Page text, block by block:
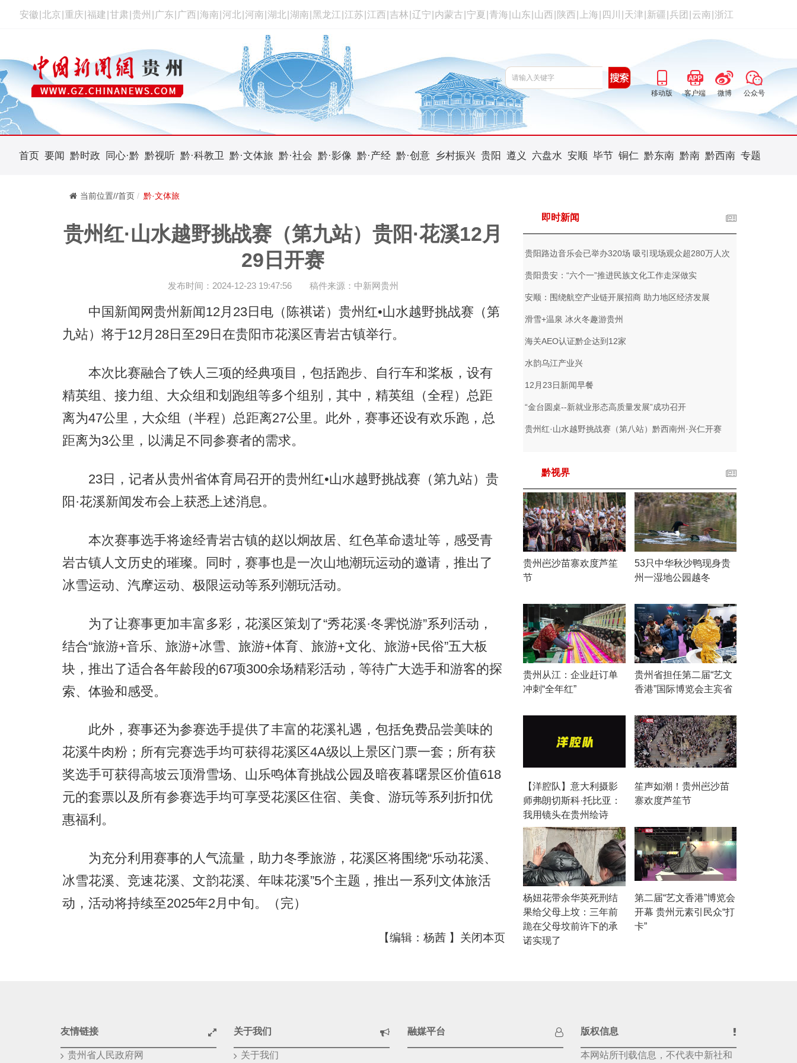
安徽 北京 重庆 福建 甘肃 贵州 广东 广西 海南 河北 河南 湖北 湖南 黑龙江 江苏 江西 吉林 辽宁 内蒙古 宁夏 青海 山东 山西 陕西 上海 四川 天津 新疆 兵团 云南 浙江
移动版 客户端 微博 公众号
首页 要闻 黔时政 同心·黔 黔视听 黔·科教卫 黔·文体旅 黔·社会 黔·影像 黔·产经 黔·创意 乡村振兴 贵阳 遵义 六盘水 安顺 毕节 铜仁 黔东南 黔南 黔西南 专题
当前位置//首页 黔·文体旅
贵州红·山水越野挑战赛（第九站）贵阳·花溪12月
29日开赛
发布时间：2024-12-23 19:47:56 稿件来源：中新网贵州
中国新闻网贵州新闻12月23日电（陈祺诺）贵州红•山水越野挑战赛（第
九站）将于12月28日至29日在贵阳市花溪区青岩古镇举行。
本次比赛融合了铁人三项的经典项目，包括跑步、自行车和桨板，设有
精英组、接力组、大众组和划跑组等多个组别，其中，精英组（全程）总距
离为47公里，大众组（半程）总距离27公里。此外，赛事还设有欢乐跑，总
距离为3公里，以满足不同参赛者的需求。
23日，记者从贵州省体育局召开的贵州红•山水越野挑战赛（第九站）贵
阳·花溪新闻发布会上获悉上述消息。
本次赛事选手将途经青岩古镇的赵以炯故居、红色革命遗址等，感受青
岩古镇人文历史的璀璨。同时，赛事也是一次山地潮玩运动的邀请，推出了
冰雪运动、汽摩运动、极限运动等系列潮玩活动。
为了让赛事更加丰富多彩，花溪区策划了“秀花溪·冬霁悦游”系列活动，
结合“旅游+音乐、旅游+冰雪、旅游+体育、旅游+文化、旅游+民俗”五大板
块，推出了适合各年龄段的67项300余场精彩活动，等待广大选手和游客的探
索、体验和感受。
此外，赛事还为参赛选手提供了丰富的花溪礼遇，包括免费品尝美味的
花溪牛肉粉；所有完赛选手均可获得花溪区4A级以上景区门票一套；所有获
奖选手可获得高坡云顶滑雪场、山乐鸣体育挑战公园及暗夜暮曙景区价值618
元的套票以及所有参赛选手均可享受花溪区住宿、美食、游玩等系列折扣优
惠福利。
为充分利用赛事的人气流量，助力冬季旅游，花溪区将围绕“乐动花溪、
冰雪花溪、竞速花溪、文韵花溪、年味花溪”5个主题，推出一系列文体旅活
动，活动将持续至2025年2月中旬。（完）
【编辑：杨茜 】 关闭本页
即时新闻
贵阳路边音乐会已举办320场 吸引现场观众超280万人次
贵阳贵安：“六个一”推进民族文化工作走深做实
安顺：围绕航空产业链开展招商 助力地区经济发展
滑雪+温泉 冰火冬趣游贵州
海关AEO认证黔企达到12家
水韵乌江产业兴
12月23日新闻早餐
“金台圆桌--新就业形态高质量发展”成功召开
贵州红·山水越野挑战赛（第八站）黔西南州·兴仁开赛
黔视界
贵州岜沙苗寨欢度芦笙
节
53只中华秋沙鸭现身贵
州一湿地公园越冬
贵州从江：企业赶订单
冲刺“全年红”
贵州省担任第二届“艺文
香港”国际博览会主宾省
【洋腔队】意大利摄影
师弗朗切斯科·托比亚：
我用镜头在贵州绘诗
笙声如潮！贵州岜沙苗
寨欢度芦笙节
杨妞花带余华英死刑结
果给父母上坟：三年前
跪在父母坟前许下的承
诺实现了
第二届“艺文香港”博览会
开幕 贵州元素引民众“打
卡”
友情链接
贵州省人民政府网
关于我们
关于我们
融媒平台 版权信息
本网站所刊载信息，不代表中新社和